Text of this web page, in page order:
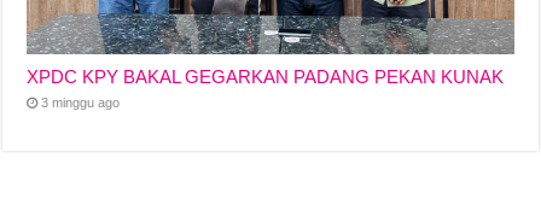
XPDC KPY BAKAL GEGARKAN PADANG PEKAN KUNAK
3 minggu ago